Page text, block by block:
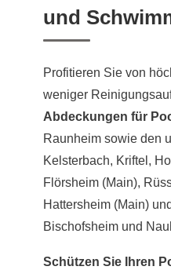
und
Profitieren Sie von
weniger
Abdeckungen für
Raunheim sowie den
Kelsterbach, Kriftel,
Flörsheim (Main),
Hattersheim (Main)
Bischofsheim und
Schützen Sie Ihren